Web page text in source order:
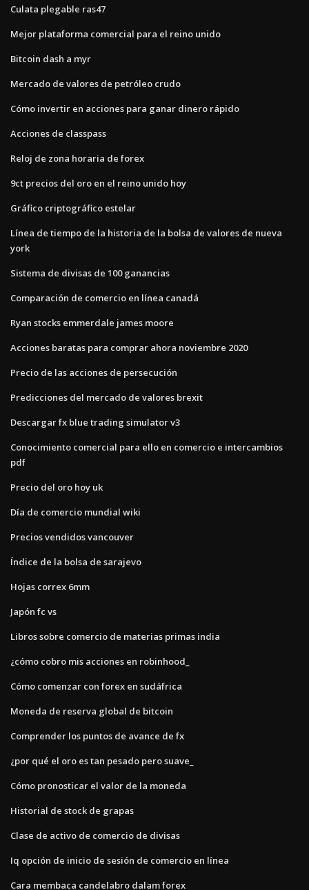
Culata plegable ras47
Mejor plataforma comercial para el reino unido
Bitcoin dash a myr
Mercado de valores de petróleo crudo
Cómo invertir en acciones para ganar dinero rápido
Acciones de classpass
Reloj de zona horaria de forex
9ct precios del oro en el reino unido hoy
Gráfico criptográfico estelar
Línea de tiempo de la historia de la bolsa de valores de nueva
york
Sistema de divisas de 100 ganancias
Comparación de comercio en línea canadá
Ryan stocks emmerdale james moore
Acciones baratas para comprar ahora noviembre 2020
Precio de las acciones de persecución
Predicciones del mercado de valores brexit
Descargar fx blue trading simulator v3
Conocimiento comercial para ello en comercio e intercambios
pdf
Precio del oro hoy uk
Día de comercio mundial wiki
Precios vendidos vancouver
Índice de la bolsa de sarajevo
Hojas correx 6mm
Japón fc vs
Libros sobre comercio de materias primas india
¿cómo cobro mis acciones en robinhood_
Cómo comenzar con forex en sudáfrica
Moneda de reserva global de bitcoin
Comprender los puntos de avance de fx
¿por qué el oro es tan pesado pero suave_
Cómo pronosticar el valor de la moneda
Historial de stock de grapas
Clase de activo de comercio de divisas
Iq opción de inicio de sesión de comercio en línea
Cara membaca candelabro dalam forex